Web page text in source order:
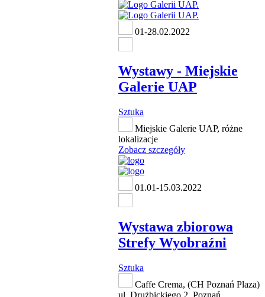
01-28.02.2022
Wystawy - Miejskie
Galerie UAP
Sztuka
Miejskie Galerie UAP, różne
lokalizacje
Zobacz szczegóły
01.01-15.03.2022
Wystawa zbiorowa
Strefy Wyobraźni
Sztuka
Caffe Crema, (CH Poznań Plaza)
ul. Drużbickiego 2, Poznań